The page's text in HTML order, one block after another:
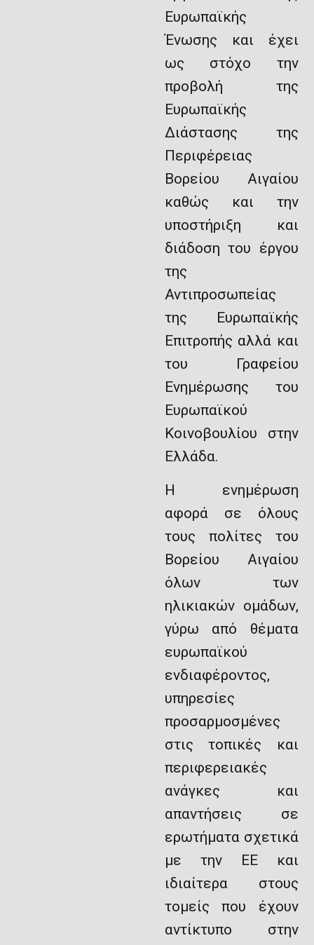
Ευρωπαϊκής
Ένωσης και έχει
ως στόχο την
προβολή της
Ευρωπαϊκής
Διάστασης της
Περιφέρειας
Βορείου Αιγαίου
καθώς και την
υποστήριξη και
διάδοση του έργου
της
Αντιπροσωπείας
της Ευρωπαϊκής
Επιτροπής αλλά και
του Γραφείου
Ενημέρωσης του
Ευρωπαϊκού
Κοινοβουλίου στην
Ελλάδα.
Η ενημέρωση
αφορά σε όλους
τους πολίτες του
Βορείου Αιγαίου
όλων των
ηλικιακών ομάδων,
γύρω από θέματα
ευρωπαϊκού
ενδιαφέροντος,
υπηρεσίες
προσαρμοσμένες
στις τοπικές και
περιφερειακές
ανάγκες και
απαντήσεις σε
ερωτήματα σχετικά
με την ΕΕ και
ιδιαίτερα στους
τομείς που έχουν
αντίκτυπο στην